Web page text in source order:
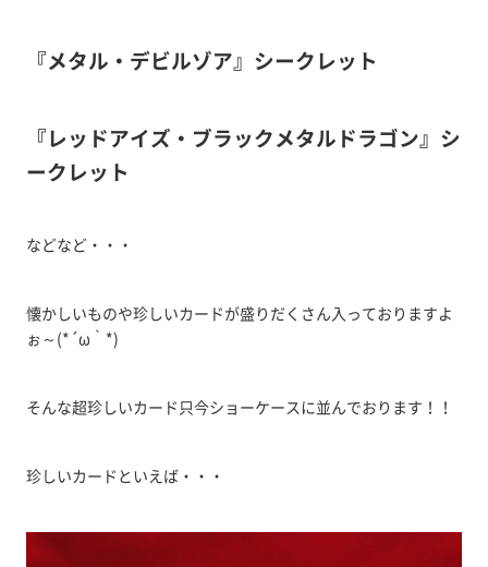
『メタル・デビルゾア』シークレット
『レッドアイズ・ブラックメタルドラゴン』シ
ークレット
などなど・・・
懐かしいものや珍しいカードが盛りだくさん入っておりますよ
ぉ～(*´ω｀*)
そんな超珍しいカード只今ショーケースに並んでおります！！
珍しいカードといえば・・・